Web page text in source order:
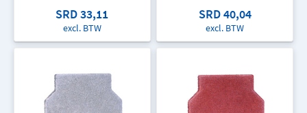
SRD 33,11
excl. BTW
SRD 40,04
excl. BTW